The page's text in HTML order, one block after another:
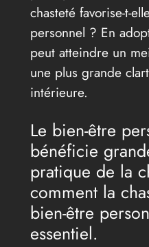
chasteté favorise-t-
personnel ? En
peut atteindre un
une plus grande
intérieure.
Le bien-être
bénéficie
pratique de la
comment la
bien-être
essentiel.